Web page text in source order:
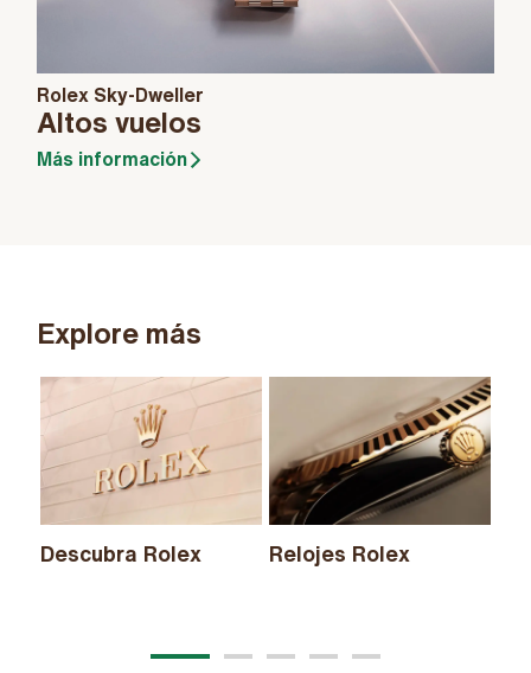
Rolex Sky-Dweller
Altos vuelos
Más información
Explore más
Descubra Rolex Relojes Rolex